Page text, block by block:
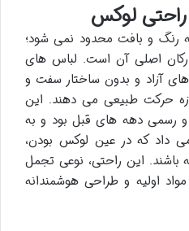
لوکس
رنگ و بافت محدود نمی شود؛
اصلی آن است. لباس های
آزاد و بدون ساختار سفت و
حرکت طبیعی می دهند. این
رسمی دهه های قبل بود و به
داد که در عین لوکس بودن،
این راحتی، نوعی تجمل
اولیه و طراحی هوشمندانه